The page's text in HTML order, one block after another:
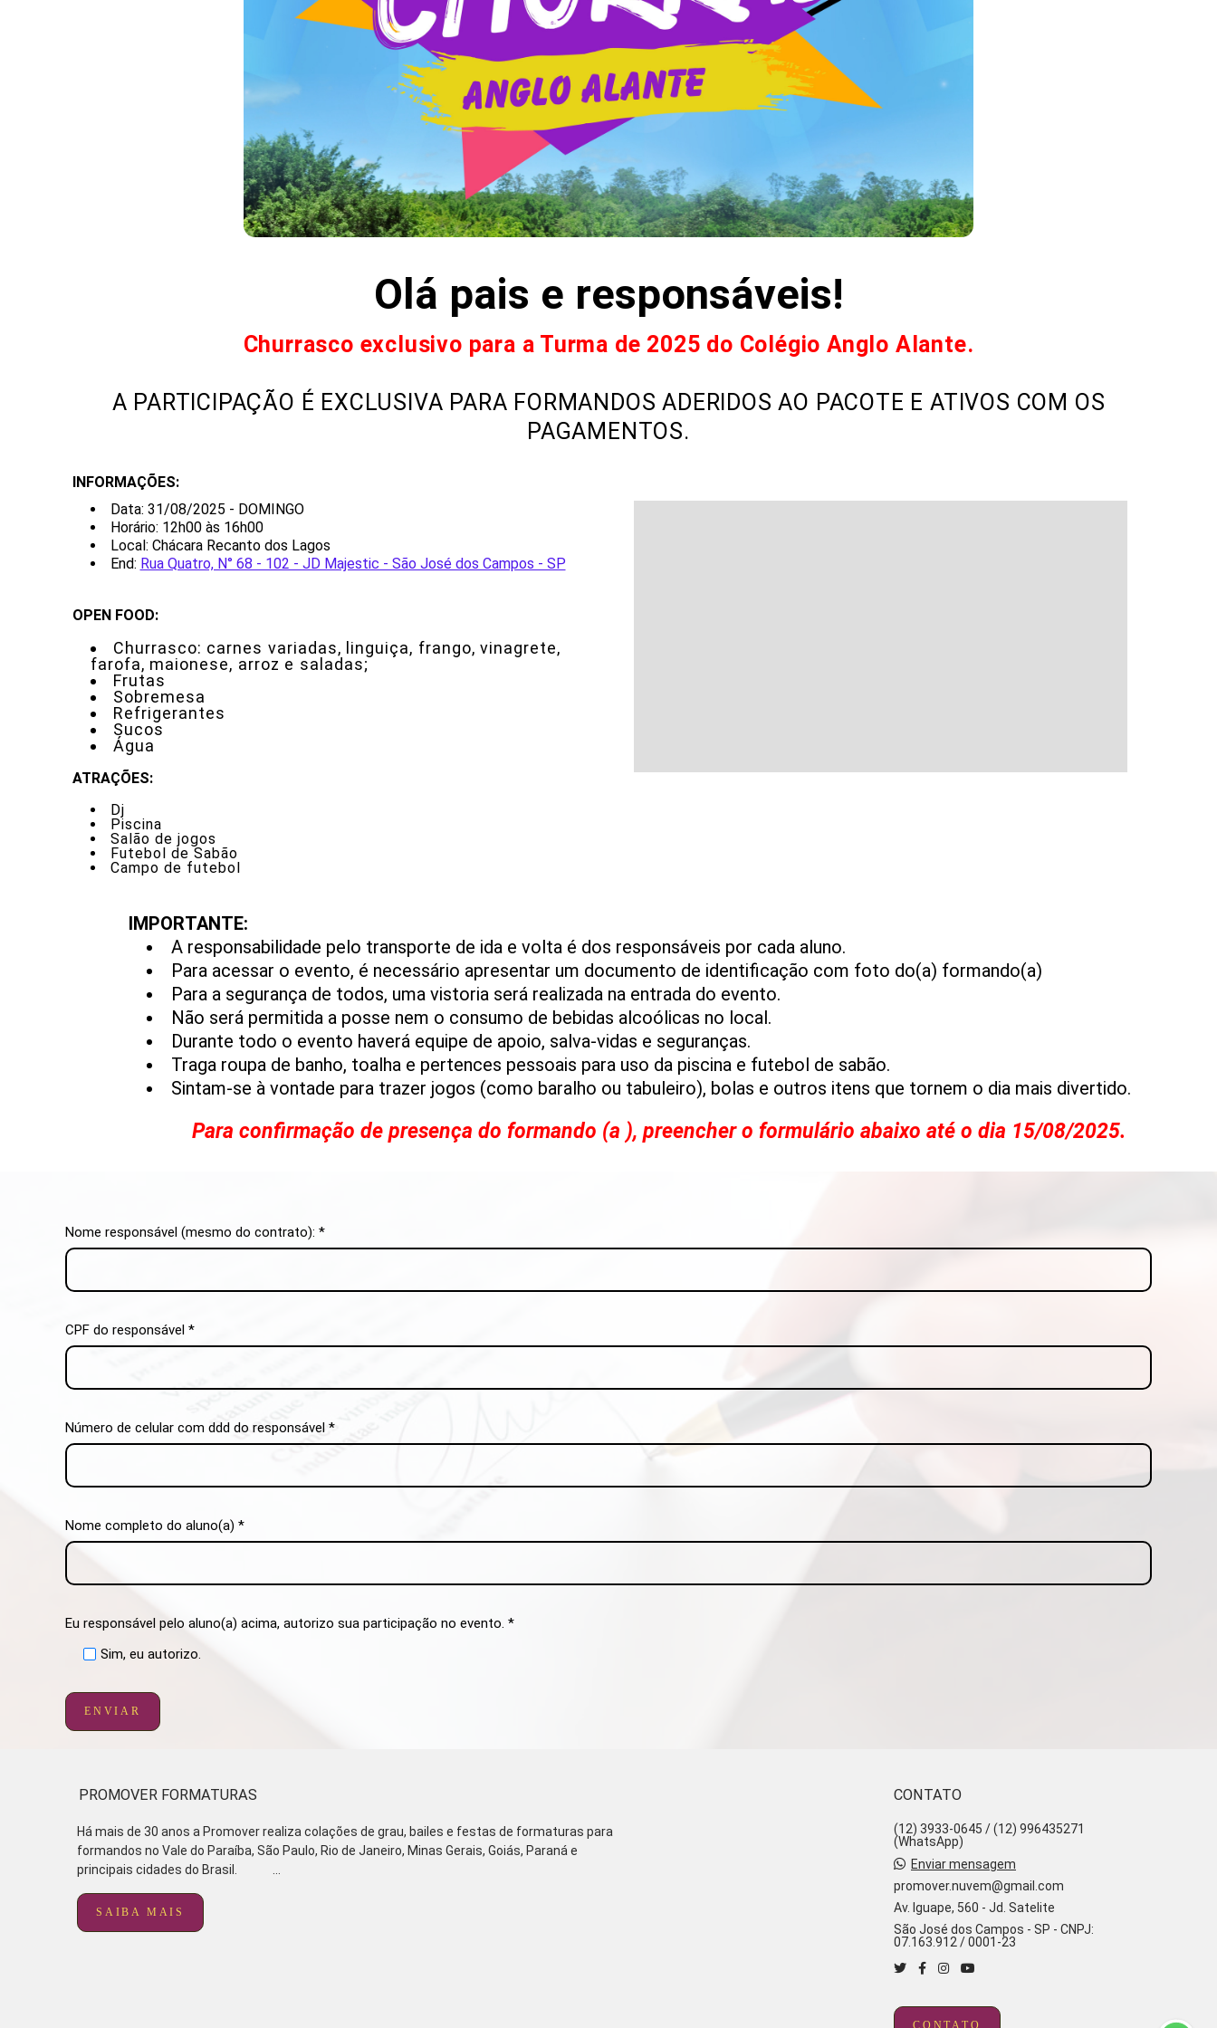
Olá pais e responsáveis!
Churrasco exclusivo para a Turma de 2025 do Colégio Anglo Alante.
A PARTICIPAÇÃO É EXCLUSIVA PARA FORMANDOS ADERIDOS AO PACOTE E ATIVOS COM OS
PAGAMENTOS.
INFORMAÇÕES:
Data: 31/08/2025 - DOMINGO
Horário: 12h00 às 16h00
Local: Chácara Recanto dos Lagos
End: Rua Quatro, N° 68 - 102 - JD Majestic - São José dos Campos - SP
OPEN FOOD:
Churrasco: carnes variadas, linguiça, frango, vinagrete,
farofa, maionese, arroz e saladas;
Frutas
Sobremesa
Refrigerantes
Sucos
Água
ATRAÇÕES:
Dj
Piscina
Salão de jogos
Futebol de Sabão
Campo de futebol
IMPORTANTE:
A responsabilidade pelo transporte de ida e volta é dos responsáveis por cada aluno.
Para acessar o evento, é necessário apresentar um documento de identificação com foto do(a) formando(a)
Para a segurança de todos, uma vistoria será realizada na entrada do evento.
Não será permitida a posse nem o consumo de bebidas alcoólicas no local.
Durante todo o evento haverá equipe de apoio, salva-vidas e seguranças.
Traga roupa de banho, toalha e pertences pessoais para uso da piscina e futebol de sabão.
Sintam-se à vontade para trazer jogos (como baralho ou tabuleiro), bolas e outros itens que tornem o dia mais divertido.
Para confirmação de presença do formando (a ), preencher o formulário abaixo até o dia 15/08/2025.
Nome responsável (mesmo do contrato): *
CPF do responsável *
Número de celular com ddd do responsável *
Nome completo do aluno(a) *
Eu responsável pelo aluno(a) acima, autorizo sua participação no evento. *
Sim, eu autorizo.
ENVIAR
PROMOVER FORMATURAS
Há mais de 30 anos a Promover realiza colações de grau, bailes e festas de formaturas para
formandos no Vale do Paraíba, São Paulo, Rio de Janeiro, Minas Gerais, Goiás, Paraná e
principais cidades do Brasil. ...
SAIBA MAIS
CONTATO
(12) 3933-0645 / (12) 996435271
(WhatsApp)
Enviar mensagem
promover.nuvem@gmail.com
Av. Iguape, 560 - Jd. Satelite
São José dos Campos - SP - CNPJ:
07.163.912 / 0001-23